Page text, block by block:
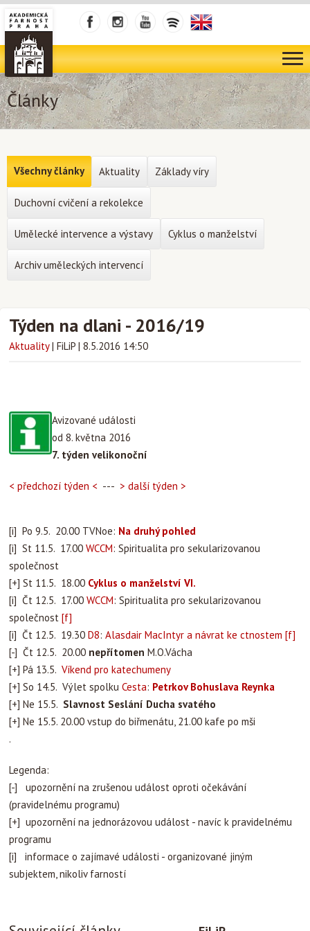
Články
Týden na dlani - 2016/19
Aktuality | FiLiP | 8.5.2016 14:50
Avizované události
od 8. května 2016
7. týden velikonoční
< předchozí týden < --- > další týden >
[i] Po 9.5. 20.00 TVNoe: Na druhý pohled
[i] St 11.5. 17.00 WCCM: Spiritualita pro sekularizovanou
společnost
[+] St 11.5. 18.00 Cyklus o manželství VI.
[i] Čt 12.5. 17.00 WCCM: Spiritualita pro sekularizovanou
společnost [f]
[i] Čt 12.5. 19.30 D8: Alasdair MacIntyr a návrat ke ctnostem [f]
[-] Čt 12.5. 20.00 nepřítomen M.O.Vácha
[+] Pá 13.5. Víkend pro katechumeny
[+] So 14.5. Výlet spolku Cesta: Petrkov Bohuslava Reynka
[+] Ne 15.5. Slavnost Seslání Ducha svatého
[+] Ne 15.5. 20.00 vstup do biřmenátu, 21.00 kafe po mši
.
Legenda:
[-] upozornění na zrušenou událost oproti očekávání
(pravidelnému programu)
[+] upozornění na jednorázovou událost - navíc k pravidelnému
programu
[i] informace o zajímavé události - organizované jiným
subjektem, nikoliv farností
Všechny články Aktuality Základy víry
Duchovní cvičení a rekolekce
Umělecké intervence a výstavy Cyklus o manželství
Archiv uměleckých intervencí